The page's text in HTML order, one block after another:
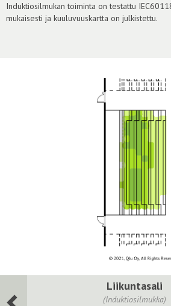
Kirjaudu sisään
Induktiosilmukan toiminta on testattu
mukaisesti ja kuuluvuuskartta on julkistettu.
Liikuntasali
(Induktiosilmukka)